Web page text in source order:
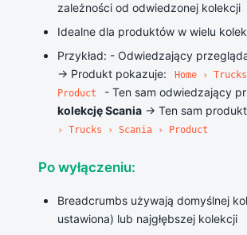
zależności od odwiedzonej kolekcji
Idealne dla produktów w wielu
Przykład: - Odwiedzający
→ Produkt pokazuje:
Home ›
Product
- Ten sam odwiedzający
kolekcję Scania → Ten sam
› Trucks › Scania › Product
Po wyłączeniu:
Breadcrumbs używają domyślnej
ustawiona) lub najgłębszej kolekcji